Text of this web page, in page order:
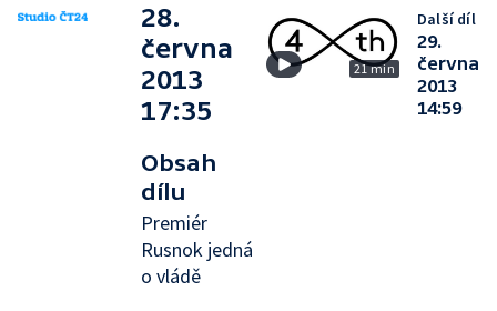
28.
června
2013
17:35
Obsah
dílu
Premiér
Rusnok jedná
o vládě
21 min
Další díl
29.
června
2013
14:59